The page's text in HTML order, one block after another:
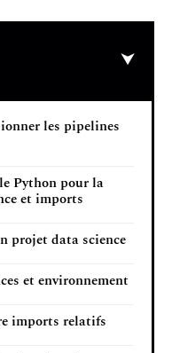
les pipelines
Python pour la
et imports
projet data science
et environnement
imports relatifs